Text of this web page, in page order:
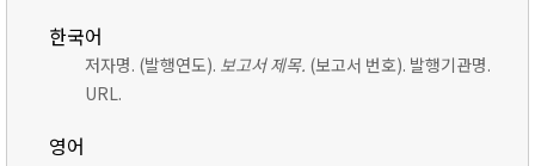
한국어
저자명. (발행연도). 보고서 제목. (보고서 번호). 발행기관명.
URL.
영어